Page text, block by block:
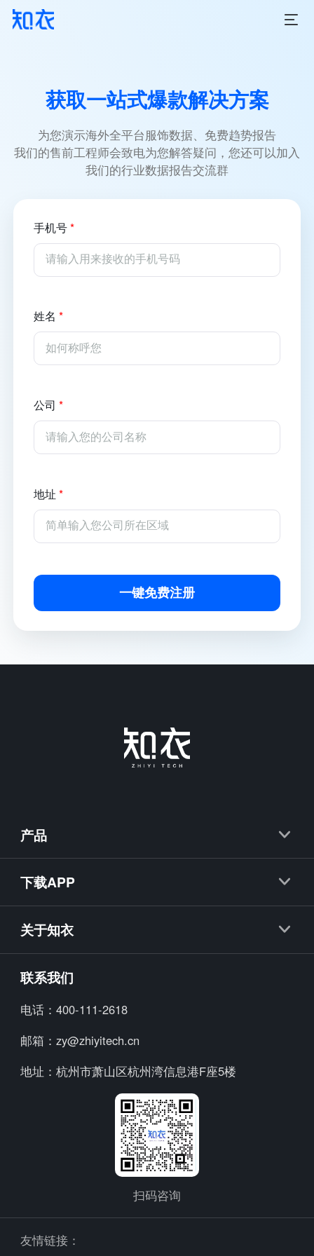
获取一站式爆款解决方案
为您演示海外全平台服饰数据、免费趋势报告
我们的售前工程师会致电为您解答疑问，您还可以加入
我们的行业数据报告交流群
手机号*
姓名 *
公司 *
地址 *
一键免费注册
产品
知款
知小布
海外探款
炼丹炉
趋势报告
下载APP
关于知衣
联系我们
电话： 400-111-2618
邮箱： zy@zhiyitech.cn
地址： 杭州市萧山区杭州湾信息港F座5楼
扫码咨询
友情链接：